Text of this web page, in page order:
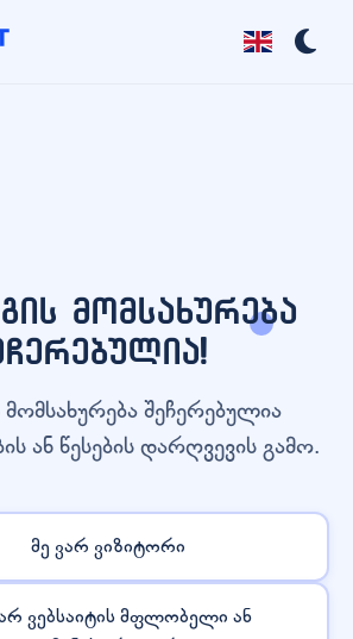
მომსახურება
შეჩერებულია
ან წესების დარღვევის გამო.
მე ვარ ვიზიტორი
ვებსაიტის მფლობელი ან